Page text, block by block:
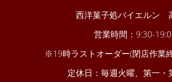
西洋菓子処バイエルン
営業時間：9:30-
※19時ラストオーダー(閉店作業
定休日：毎週火曜、第一・